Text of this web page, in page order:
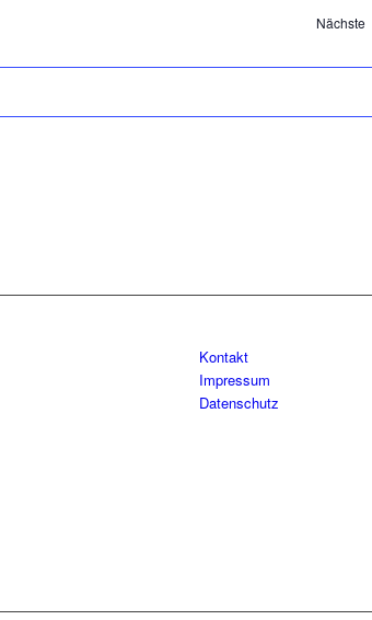
Nächste
Kontakt
Impressum
Datenschutz